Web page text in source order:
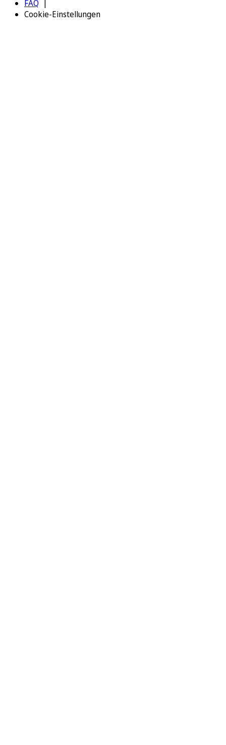
FAQ
Cookie-Einstellungen